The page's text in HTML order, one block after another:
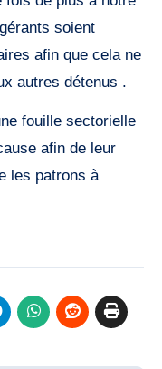
soient
afin que cela ne
autres détenus .
fouille sectorielle
afin de leur
les patrons à